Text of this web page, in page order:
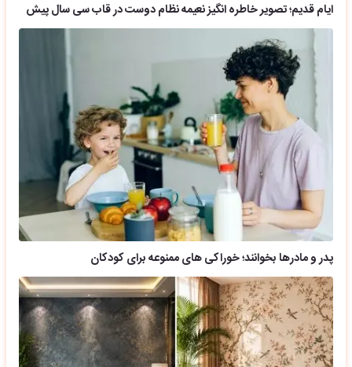
ایام قدیم؛ تصویر خاطره انگیز نعیمه نظام دوست در قاب سی سال پیش
پدر و مادرها بخوانند؛ خوراکی های ممنوعه برای کودکان